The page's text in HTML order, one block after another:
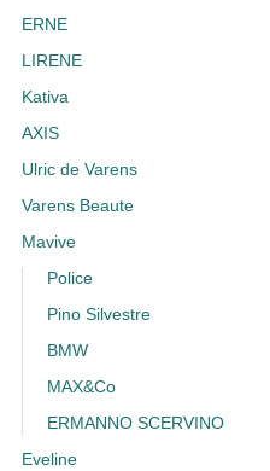
ERNE
LIRENE
Kativa
AXIS
Ulric de Varens
Varens Beaute
Mavive
Police
Pino Silvestre
BMW
MAX&Co
ERMANNO SCERVINO
Eveline